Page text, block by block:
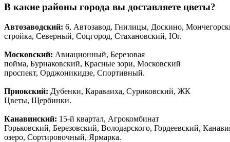
В какие районы города вы доставляете цветы?
Автозаводский: 6, Автозавод, Гнилицы, Доскино,
стройка, Северный, Соцгород, Стахановский, Юг.
Московский: Авиационный, Березовая
пойма, Бурнаковский, Красные зори, Московский
проспект, Орджоникидзе, Спортивный.
Приокский: Дубенки, Караваиха, Суриковский, ЖК
Цветы, Щербинки.
Канавинский: 15-й квартал, Агрокомбинат
Горьковский, Березовский, Володарского, Гордеевский,
озеро, Сортировочный, Ярмарка.